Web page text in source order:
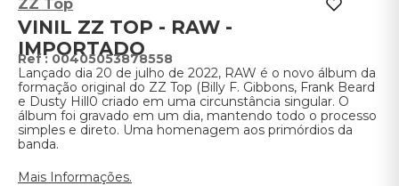
ZZ Top
VINIL ZZ TOP - RAW -
IMPORTADO
: 00405053878558
Lançado dia 20 de julho de 2022, RAW é o novo álbum da
formação original do ZZ Top (Billy F. Gibbons, Frank Beard
e Dusty Hill0 criado em uma circunstância singular. O
álbum foi gravado em um dia, mantendo todo o processo
simples e direto. Uma homenagem aos primórdios da
banda.
Mais Informações.